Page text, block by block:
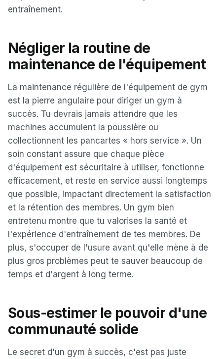
entraînement.
Négliger la routine de
maintenance de l'équipement
La maintenance régulière de l'équipement de gym
est la pierre angulaire pour diriger un gym à
succès. Tu devrais jamais attendre que les
machines accumulent la poussière ou
collectionnent les pancartes « hors service ». Un
soin constant assure que chaque pièce
d'équipement est sécuritaire à utiliser, fonctionne
efficacement, et reste en service aussi longtemps
que possible, impactant directement la satisfaction
et la rétention des membres. Un gym bien
entretenu montre que tu valorises la santé et
l'expérience d'entraînement de tes membres. De
plus, s'occuper de l'usure avant qu'elle mène à de
plus gros problèmes peut te sauver beaucoup de
temps et d'argent à long terme.
Sous-estimer le pouvoir d'une
communauté solide
Le secret d'un gym à succès, c'est pas juste